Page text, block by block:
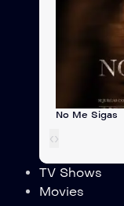
No Me Sigas
‹›
TV Shows
Movies